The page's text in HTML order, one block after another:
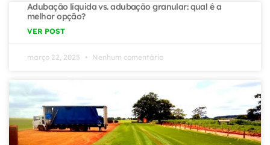
Adubação líquida vs. adubação granular: qual é a
melhor opção?
VER POST
março 22, 2025 Nenhum comentário